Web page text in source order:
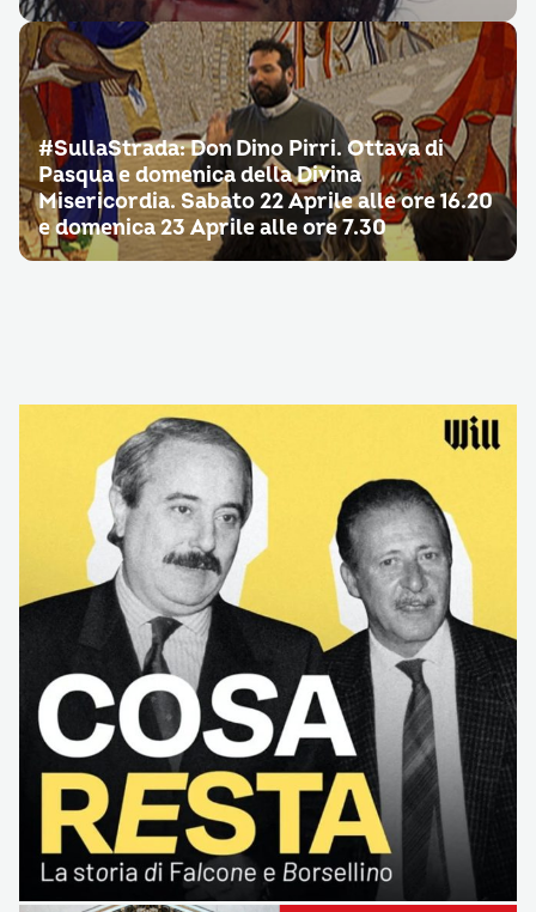
#SullaStrada: Don Dino Pirri. Ottava di
Pasqua e domenica della Divina
Misericordia. Sabato 22 Aprile alle ore 16.20
e domenica 23 Aprile alle ore 7.30